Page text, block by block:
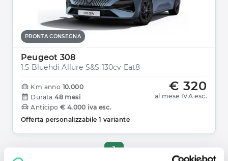
PRONTA CONSEGNA
Peugeot 308
1.5 Bluehdi Allure S&s 130cv Eat8
€ 320
al mese IVA esc.
Km anno 10.000
Durata 48 mesi
Anticipo € 4.000 iva esc.
Offerta personalizzabile 1 variante
1